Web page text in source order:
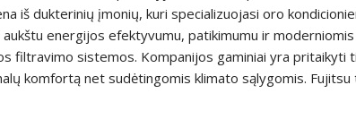
iš dukterinių įmonių, kuri specializuojasi oro
energijos efektyvumu, patikimumu ir
filtravimo sistemos. Kompanijos gaminiai yra pritaikyti
komfortą net sudėtingomis klimato sąlygomis.